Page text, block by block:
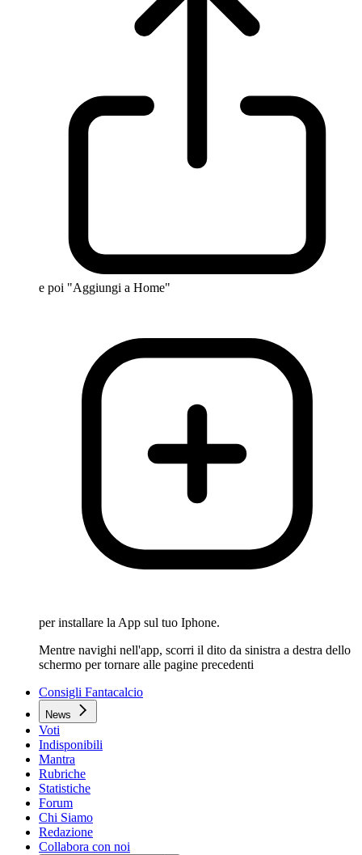
e poi "Aggiungi a Home"
per installare la App sul tuo Iphone.
Mentre navighi nell'app, scorri il dito da sinistra a destra dello
schermo per tornare alle pagine precedenti
Consigli Fantacalcio
News
Voti
Indisponibili
Mantra
Rubriche
Statistiche
Forum
Chi Siamo
Redazione
Collabora con noi